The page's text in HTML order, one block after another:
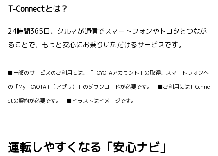
T-Connectとは？
24時間365日、クルマが通信でスマートフォンやトヨタとつなが
ることで、もっと安心にお乗りいただけるサービスです。
■一部のサービスのご利用には、「TOYOTAアカウント」の取得、スマートフォンへ
の「My TOYOTA+（アプリ）」のダウンロードが必要です。 ■ご利用にはT-Conne
ctの契約が必要です。 ■イラストはイメージです。
運転しやすくなる「安心ナビ」